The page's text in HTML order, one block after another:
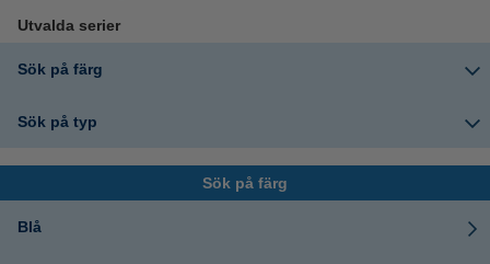
Utvalda serier
Sök på färg
Sök på typ
Sök på färg
Blå